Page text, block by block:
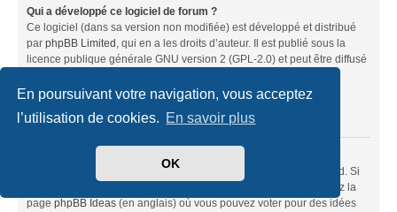
En poursuivant votre navigation, vous acceptez
l’utilisation de cookies. En savoir plus
OK
Qui a développé ce logiciel de forum ?
Ce logiciel (dans sa version non modifiée) est développé et distribué
par phpBB Limited, qui en a les droits d’auteur. Il est publié sous la
licence publique générale GNU version 2 (GPL-2.0) et peut être diffusé
À propos de phpBB» (en anglais).
Haut
Ce logiciel a été développé et mis sous licence par phpBB Limited. Si
vous pensez qu’une fonctionnalité nécessite d’être ajoutée, visitez la
page phpBB Ideas (en anglais) où vous pouvez voter pour des idées